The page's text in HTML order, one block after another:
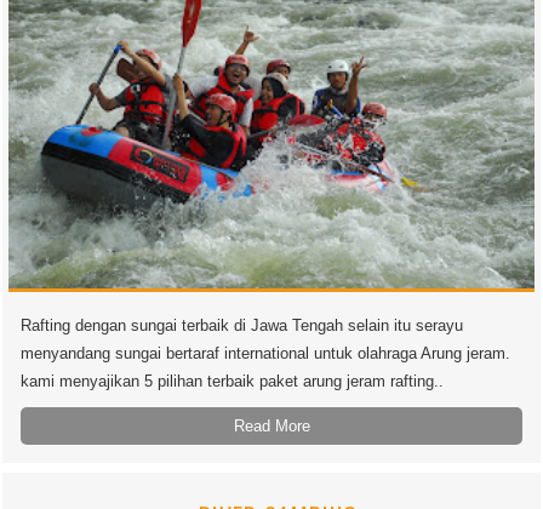
Rafting dengan sungai terbaik di Jawa Tengah selain itu serayu
menyandang sungai bertaraf international untuk olahraga Arung jeram.
kami menyajikan 5 pilihan terbaik paket arung jeram rafting..
Read More